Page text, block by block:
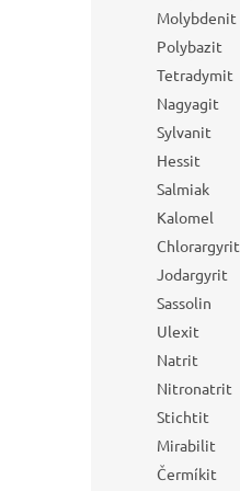
Molybdenit
Polybazit
Tetradymit
Nagyagit
Sylvanit
Hessit
Salmiak
Kalomel
Chlorargyrit
Jodargyrit
Sassolin
Ulexit
Natrit
Nitronatrit
Stichtit
Mirabilit
Čermíkit